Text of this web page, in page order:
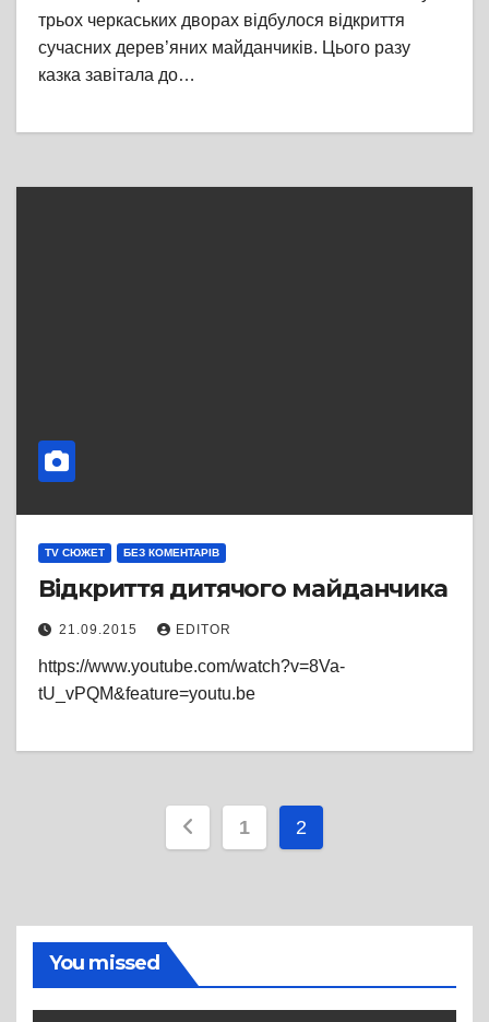
трьох черкаських дворах відбулося відкриття
сучасних дерев’яних майданчиків. Цього разу
казка завітала до…
TV СЮЖЕТ БЕЗ КОМЕНТАРІВ
Відкриття дитячого майданчика
21.09.2015 EDITOR
https://www.youtube.com/watch?v=8Va-
tU_vPQM&feature=youtu.be
Пагінація
1 2
You missed